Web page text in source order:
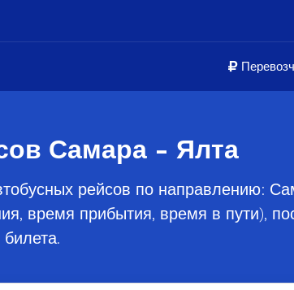
Самара - Ялта
рейсов по направлению:
время прибытия, время в пути),